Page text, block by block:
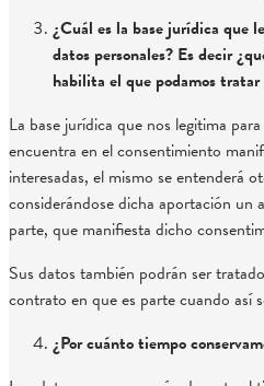
¿Cuál es la base jurídica que
datos personales? Es decir
habilita el que podamos tratar
La base jurídica que nos legitima
encuentra en el consentimiento
interesadas, el mismo se entenderá
considerándose dicha aportación un
parte, que manifiesta dicho
Sus datos también podrán ser
contrato en que es parte cuando así
¿Por cuánto tiempo